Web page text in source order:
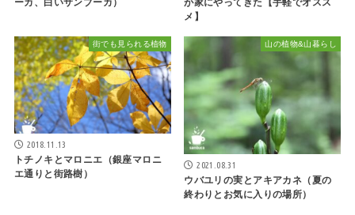
メ】
街でも見られる植物
2018.11.13
トチノキとマロニエ（銀座マロニ
エ通りと街路樹）
山の植物&山暮らし
2021.08.31
ウバユリの実とアキアカネ（夏の
終わりとお気に入りの場所）